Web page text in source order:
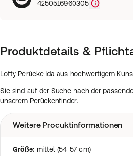
4250516960305
Produktdetails &
Lofty Perücke Ida aus hochwertigem
Sie sind auf der Suche nach der
unserem Perückenfinder.
Weitere Produktinformationen
Größe: mittel (54-57 cm)